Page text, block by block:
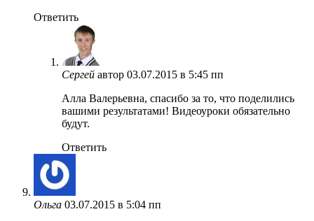
Ответить
Сергей автор 03.07.2015 в 5:45 пп
Алла Валерьевна, спасибо за то, что поделились
вашими результатами! Видеоуроки обязательно
будут.
Ответить
Ольга 03.07.2015 в 5:04 пп